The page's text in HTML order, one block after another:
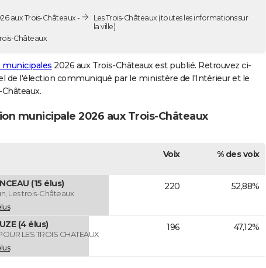
aux Trois-Châteaux -
Châteaux
Les Trois-Châteaux (toutes les informations sur
la ville)
municipales 2026 aux Trois-Châteaux est publié. Retrouvez ci-
de l'élection communiqué par le ministère de l'Intérieur et le
municipale 2026 aux Trois-Châteaux
Voix % des voix
(15 élus)
Les trois-Châteaux
220 52,88%
(4 élus)
LES TROIS CHATEAUX
196 47,12%